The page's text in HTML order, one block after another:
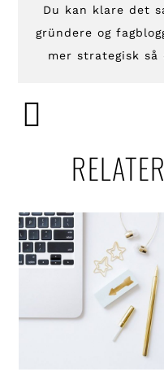
Du kan klare det
gründere og
mer strategisk